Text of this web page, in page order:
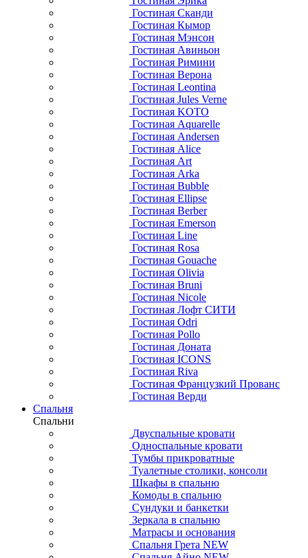
Гостиная Сканди
Гостиная Кымор
Гостиная Мэнсон
Гостиная Авиньон
Гостиная Римини
Гостиная Верона
Гостиная Leontina
Гостиная Jules Verne
Гостиная KOTO
Гостиная Aquarelle
Гостиная Andersen
Гостиная Alice
Гостиная Art
Гостиная Arka
Гостиная Bubble
Гостиная Ellipse
Гостиная Berber
Гостиная Emerson
Гостиная Line
Гостиная Rosa
Гостиная Gouache
Гостиная Olivia
Гостиная Bruni
Гостиная Nicole
Гостиная Лофт СИТИ
Гостиная Odri
Гостиная Pollo
Гостиная Доната
Гостиная ICONS
Гостиная Riva
Гостиная Французкий Прованс
Гостиная Верди
Спальня
Спальни
Двуспальные кровати
Односпальные кровати
Тумбы прикроватные
Туалетные столики, консоли
Шкафы в спальню
Комоды в спальню
Сундуки и банкетки
Зеркала в спальню
Матрасы и основания
Спальня Грета NEW